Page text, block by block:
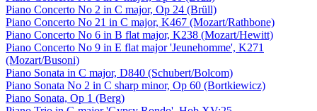
Piano Concerto No 2 in C major, Op 24 (Brüll)
Piano Concerto No 21 in C major, K467 (Mozart/Rathbone)
Piano Concerto No 6 in B flat major, K238 (Mozart/Hewitt)
Piano Concerto No 9 in E flat major 'Jeunehomme', K271
(Mozart/Busoni)
Piano Sonata in C major, D840 (Schubert/Bolcom)
Piano Sonata No 2 in C sharp minor, Op 60 (Bortkiewicz)
Piano Sonata, Op 1 (Berg)